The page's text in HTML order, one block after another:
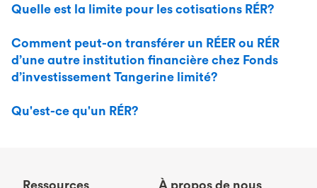
Quelle est la limite pour les cotisations RÉR?
Comment peut-on transférer un RÉER ou RÉR
d’une autre institution financière chez Fonds
d’investissement Tangerine limité?
Qu'est-ce qu'un RÉR?